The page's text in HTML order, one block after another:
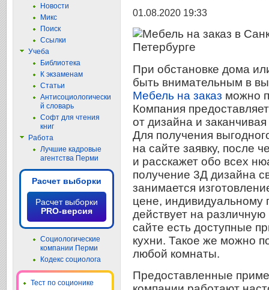
01.08.2020 19:33
При обстановке дома
быть внимательным в
Мебель на заказ можно
Компания
от дизайна и
Для получения
на сайте заявку, после
и расскажет обо всех
получение 3Д дизайна
занимается
цене, индивидуальному
действует на
сайте есть доступные
кухни. Такое же можно
любой комнаты.
Предоставленные
Новости
Микс
Поиск
Ссылки
Учеба
Библиотека
К экзаменам
Статьи
Антисоциологически
й словарь
Софт для чтения
книг
Работа
Лучшие кадровые
агентства Перми
Расчет выборки
Расчет выборки
PRO-версия
Социологические
компании Перми
Кодекс социолога
Тест по соционике